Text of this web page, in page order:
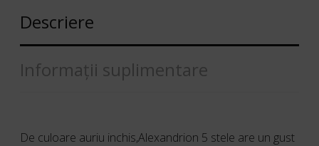
Descriere
Informații suplimentare
De culoare auriu inchis,Alexandrion 5 stele are un gust